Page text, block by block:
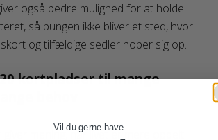
også bedre mulighed for at holde
så pungen ikke bliver et sted, hvor
og tilfældige sedler hober sig op.
kortpladser til mange
behov
mening, når livet er mere opdelt.
Vil du gerne have